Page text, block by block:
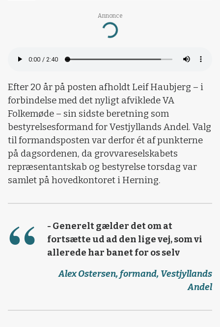
Annonce
Loading...
Efter 20 år på posten afholdt Leif Haubjerg – i
forbindelse med det nyligt afviklede VA
Folkemøde – sin sidste beretning som
bestyrelsesformand for Vestjyllands Andel. Valg
til formandsposten var derfor ét af punkterne
på dagsordenen, da grovvareselskabets
repræsentantskab og bestyrelse torsdag var
samlet på hovedkontoret i Herning.
- Generelt gælder det om at
fortsætte ud ad den lige vej, som vi
allerede har banet for os selv
Alex Ostersen, formand, Vestjyllands
Andel